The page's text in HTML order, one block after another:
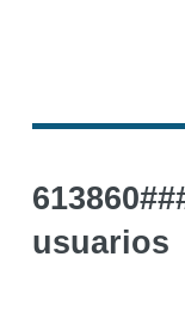
usuarios